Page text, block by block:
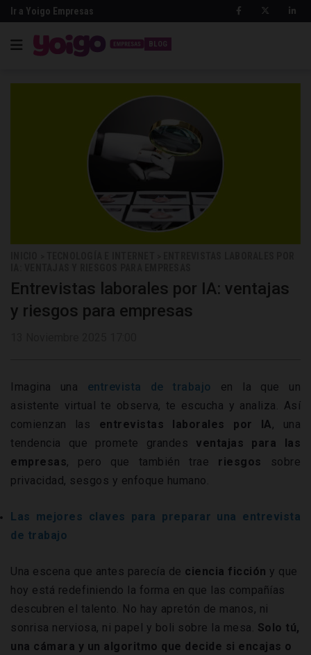
Ir a Yoigo Empresas
BLOG
Entrevistas laborales por IA: ventajas
y riesgos para empresas
Imagina una entrevista de trabajo en la que un
asistente virtual te observa, te escucha y analiza. Así
comienzan las entrevistas laborales por IA, una
tendencia que promete grandes ventajas para las
empresas, pero que también trae riesgos sobre
privacidad, sesgos y enfoque humano.
Las mejores claves para preparar una entrevista
de trabajo
Una escena que antes parecía de ciencia ficción y que
hoy está redefiniendo la forma en que las compañías
descubren el talento. No hay apretón de manos, ni
sonrisa nerviosa, ni papel y boli sobre la mesa. Solo tú,
una cámara y un algoritmo que decide si encajas o